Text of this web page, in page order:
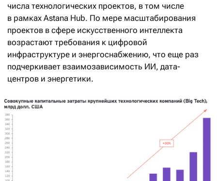
числа технологических проектов, в том числе
в рамках Astana Hub. По мере масштабирования
проектов в сфере искусственного интеллекта
возрастают требования к цифровой
инфраструктуре и энергоснабжению, что еще раз
подчеркивает взаимозависимость ИИ, дата-
центров и энергетики.